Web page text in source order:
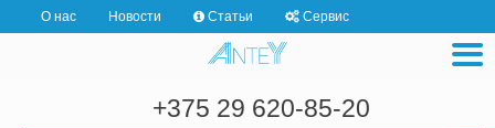
О нас Новости Статьи Сервис
+375 29 620-85-20